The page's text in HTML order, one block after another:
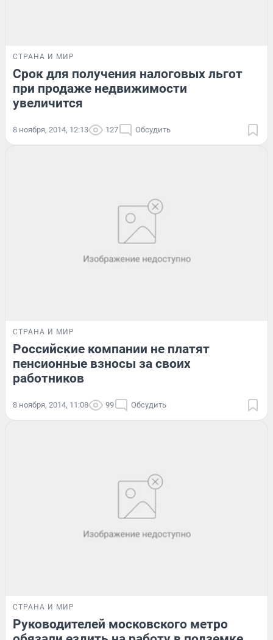
СТРАНА И МИР
Срок для получения налоговых льгот
при продаже недвижимости
увеличится
8 ноября, 2014, 12:13 127 Обсудить
СТРАНА И МИР
Российские компании не платят
пенсионные взносы за своих
работников
8 ноября, 2014, 11:08 99 Обсудить
СТРАНА И МИР
Руководителей московского метро